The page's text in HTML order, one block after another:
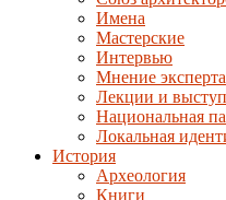
Имена
Мастерские
Интервью
Мнение эксперта
Лекции и
Национальная
Локальная
История
Археология
Книги